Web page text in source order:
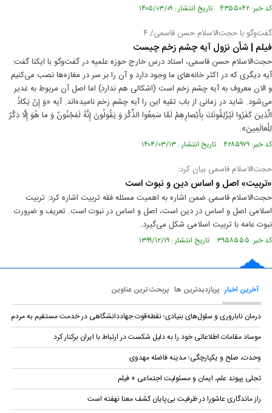
کد خبر: ۴۳۵۵۰۴۲ تاریخ انتشار : ۱۴۰۵/۰۳/۰۹
گفت‌و‌گو با حجت‌الاسلام حسن قاسمی/ ۴
فیلم | شأن نزول آیه چشم زخم چیست
حجت‌الاسلام حسن قاسمی، استاد درس خارج حوزه علمیه در گفت‌وگو با ایکنا گفت:
آیه دیگری که در اکثر خانه‌های ما وجود دارد و آن را بر سر در مغازه‌ها نصب می‌کنیم
و الان معروف به آیه چشم زخم است (اشکالی هم ندارد) اما اصل آن مربوط به غدیر
می‌شود. شاید در زمانی از باب تقیه این را آیه چشم زخم نامیده‌اند. آیه «وَ إِنْ يَكادُ
الَّذِينَ‏ كَفَرُوا لَيُزْلِقُونَكَ بِأَبْصارِهِمْ لَمَّا سَمِعُوا الذِّكْرَ وَ يَقُولُونَ إِنَّهُ لَمَجْنُونٌ‏ وَ ما هُوَ إِلَّا ذِكْرٌ
لِلْعالَمِينَ».
کد خبر: ۴۲۸۵۹۷۹ تاریخ انتشار : ۱۴۰۴/۰۳/۱۳
حجت‌الاسلام قاسمی بیان کرد:
«تربیت» اصل و اساس دین و نبوت است
حجت‌الاسلام قاسمی ضمن اشاره به اهمیت مسئله فقه تربیت اشاره کرد: تربیت
اسلامی اصل و اساس در دین است، اصل و اساس در نبوت است. تعریف و ضرورت
نبوت عامه با تربیت اسلامی شکل می‌گیرد.
کد خبر: ۳۹۵۸۵۵۵ تاریخ انتشار : ۱۳۹۹/۱۲/۱۹
آخرین اخبار پربازدیدترین ها پربحث ترین عناوین
درمان ناباروری و سلول‌های بنیادی؛ نقطه‌قوت جهاددانشگاهی در خدمت مستقیم به مردم
موساد مقامات اطلاعاتی خود را به دلیل شکست در ارتباط با ایران برکنار کرد
وحدت، صلح و یکپارچگی؛ مدینه فاضله مهدوی
تجلی پیوند علم، ایمان و مسئولیت اجتماعی + فیلم
راز ماندگاری عاشورا در ظرفیت بی‌پایان کشف معنا نهفته است